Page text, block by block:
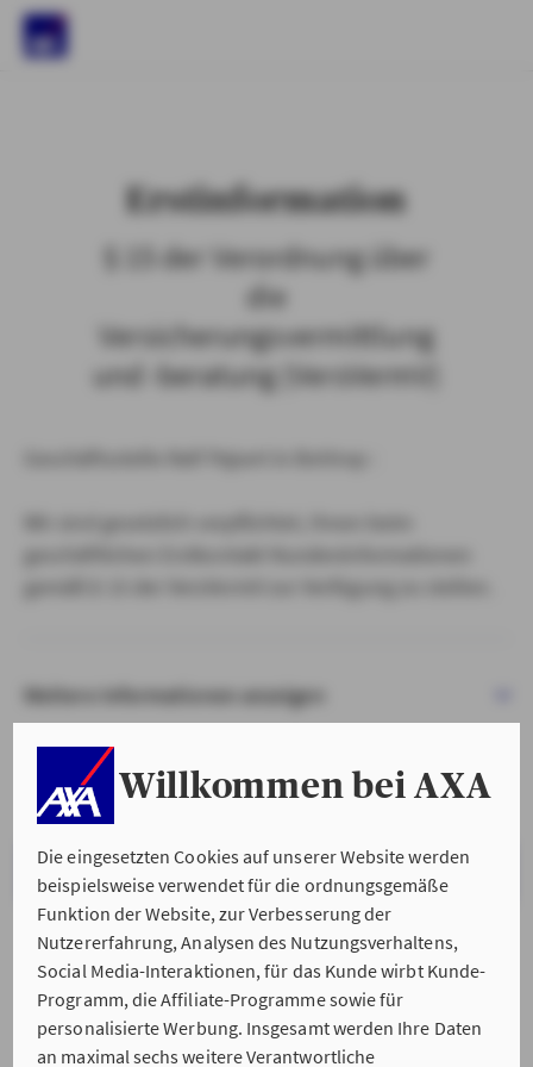
Willkommen bei AXA
Die eingesetzten Cookies auf unserer Website werden
beispielsweise verwendet für die ordnungsgemäße
Funktion der Website, zur Verbesserung der
Nutzererfahrung, Analysen des Nutzungsverhaltens,
Social Media-Interaktionen, für das Kunde wirbt Kunde-
Programm, die Affiliate-Programme sowie für
personalisierte Werbung. Insgesamt werden Ihre Daten
an maximal sechs weitere Verantwortliche
Erstinformation
§ 15 der Verordnung über
die
Versicherungsvermittlung
und -beratung (VersVermV)
Weitere Informationen anzeigen
VERSTANDEN & WEITER